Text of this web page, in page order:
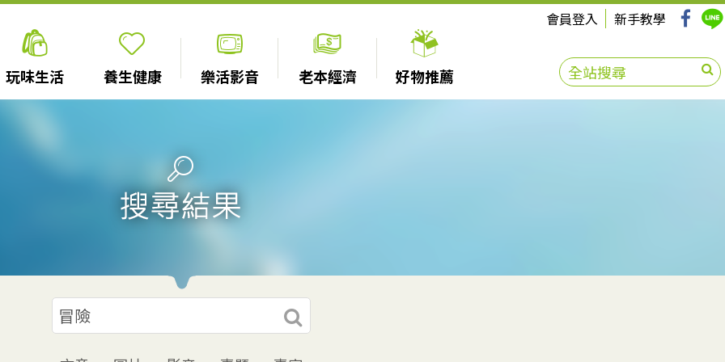
會員登入 新手教學
玩味生活 養生健康 樂活影音 老本經濟 好物推薦